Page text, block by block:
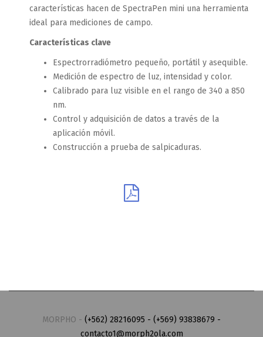
características hacen de SpectraPen mini una herramienta
ideal para mediciones de campo.
Características clave
Espectrorradiómetro pequeño, portátil y asequible.
Medición de espectro de luz, intensidad y color.
Calibrado para luz visible en el rango de 340 a 850
nm.
Control y adquisición de datos a través de la
aplicación móvil.
Construcción a prueba de salpicaduras.
MORPHO - (+562) 28216095 - (+569) 93838679 -
contacto1@morph2ola.com